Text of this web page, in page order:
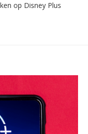
op Disney Plus